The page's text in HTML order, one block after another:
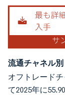
流通チャネル
オフトレード
て2025年に